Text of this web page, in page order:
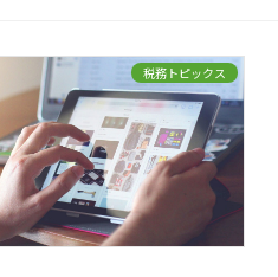
税務トピックス